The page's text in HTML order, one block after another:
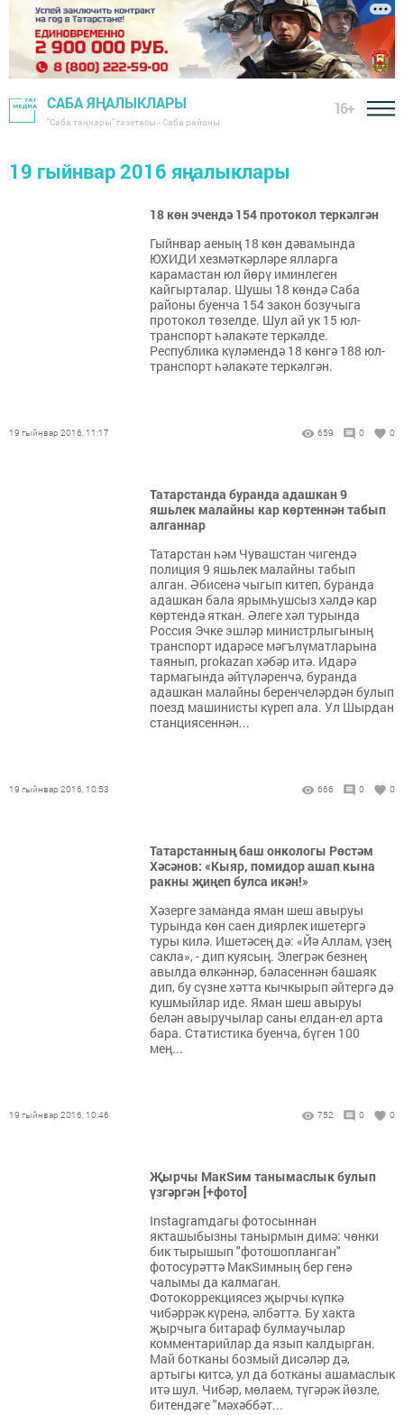
САБА ЯҢАЛЫКЛАРЫ
"Саба таңнары" газетасы - Саба районы
16+
19 гыйнвар 2016 яңалыклары
18 көн эчендә 154 протокол теркәлгән
Гыйнвар аеның 18 көн дәвамында
ЮХИДИ хезмәткәрләре ялларга
карамастан юл йөрү иминлеген
кайгырталар. Шушы 18 көндә Саба
районы буенча 154 закон бозучыга
протокол төзелде. Шул ай ук 15 юл-
транспорт һәлакәте теркәлде.
Республика күләмендә 18 көнгә 188 юл-
транспорт һәлакәте теркәлгән.
19 гыйнвар 2016, 11:17 659 0 0
Татарстанда буранда адашкан 9
яшьлек малайны кар көртеннән табып
алганнар
Татарстан һәм Чувашстан чигендә
полиция 9 яшьлек малайны табып
алган. Әбисенә чыгып китеп, буранда
адашкан бала ярымһушсыз хәлдә кар
көртендә яткан. Әлеге хәл турында
Россия Эчке эшләр министрлыгының
транспорт идарәсе мәгълүматларына
таянып, prokazan хәбәр итә. Идарә
тармагында әйтүләренчә, буранда
адашкан малайны беренчеләрдән булып
поезд машинисты күреп ала. Ул Шырдан
станциясеннән...
19 гыйнвар 2016, 10:53 666 0 0
Татарстанның баш онкологы Рөстәм
Хәсәнов: «Кыяр, помидор ашап кына
ракны җиңеп булса икән!»
Хәзерге заманда яман шеш авыруы
турында көн саен диярлек ишетергә
туры килә. Ишетәсең дә: «Йә Аллам, үзең
сакла», - дип куясың. Элегрәк безнең
авылда өлкәннәр, бәласеннән башаяк
дип, бу сүзне хәтта кычкырып әйтергә дә
кушмыйлар иде. Яман шеш авыруы
белән авыручылар саны елдан-ел арта
бара. Статистика буенча, бүген 100
мең...
19 гыйнвар 2016, 10:46 752 0 0
Җырчы МакSим танымаслык булып
үзгәргән [+фото]
Instagramдагы фотосыннан
якташыбызны танырмын димә: чөнки
бик тырышып "фотошопланган"
фотосурәттә МакSимның бер генә
чалымы да калмаган.
Фотокоррекциясез җырчы күпкә
чибәррәк күренә, әлбәттә. Бу хакта
җырчыга битараф булмаучылар
комментарийлар да язып калдырган.
Май ботканы бозмый дисәләр дә,
артыгы китсә, ул да ботканы ашамаслык
итә шул. Чибәр, мөлаем, түгәрәк йөзле,
битендәге "мәхәббәт...